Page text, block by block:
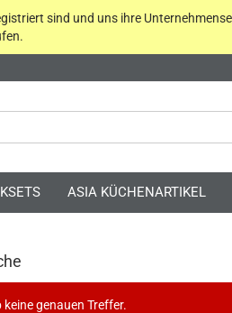
sind und uns ihre
ASIA KÜCHENARTIKEL
keine genauen Treffer.